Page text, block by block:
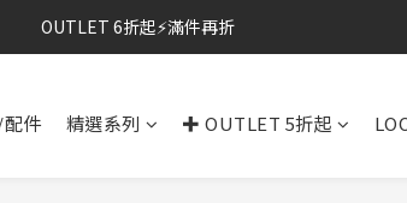
⚡春夏新品｜二件85折
OUTLET 6折起⚡滿件再折
件 精選系列 ✚ OUTLET 5折起